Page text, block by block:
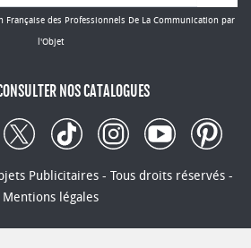
Française des Professionnels De La Communication par
l'Objet
NOS CATALOGUES
Publicitaires - Tous droits réservés -
Mentions légales